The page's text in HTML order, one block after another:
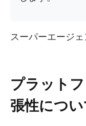
スーパーエージェ
プラット
張性につい